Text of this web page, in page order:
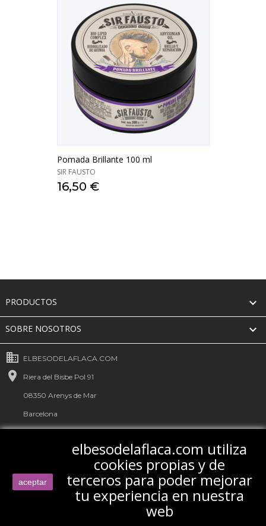
Pomada Brillante 100 ml
SIR FAUSTO
16,50 €
PRODUCTOS 
SOBRE NOSOTROS

business ELBESODELAFLACA.COM
 Riera del Bisbe Pol 91
08350 Arenys de Mar
Barcelona
España
+34 931 149 435
Envíanos un correo electrónico
aceptar
elbesodelaflaca.com utiliza
cookies propias y de
terceros para poder mejorar
tu experiencia en nuestra
web